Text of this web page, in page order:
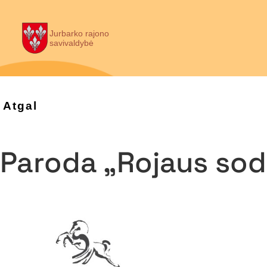
Jurbarko rajono
savivaldybė
Atgal
Paroda „Rojaus